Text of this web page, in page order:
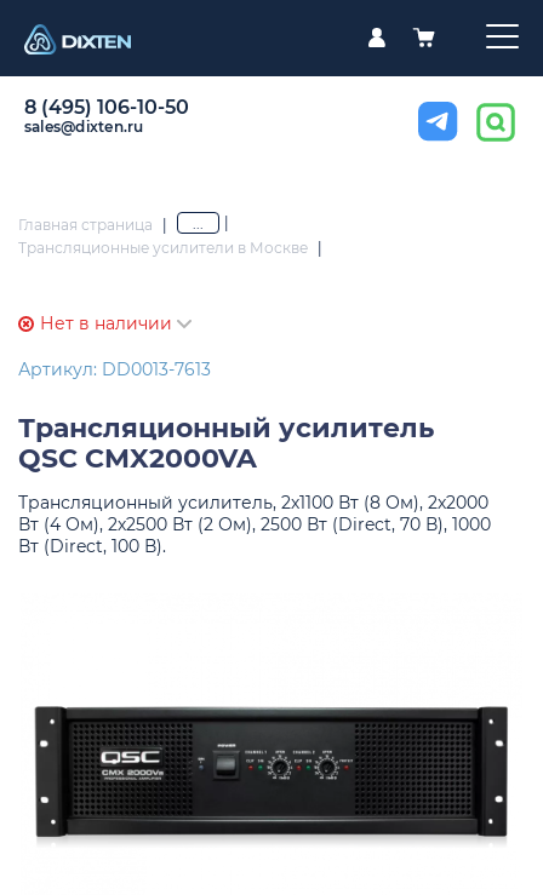
8 (495) 106-10-50
sales@dixten.ru
Главная страница | ...
Трансляционные усилители в Москве
Нет в наличии
Артикул: DD0013-7613
Трансляционный усилитель
QSC CMX2000VA
Трансляционный усилитель, 2х1100 Вт (8 Ом), 2х2000
Вт (4 Ом), 2х2500 Вт (2 Ом), 2500 Вт (Direct, 70 В), 1000
Вт (Direct, 100 В).